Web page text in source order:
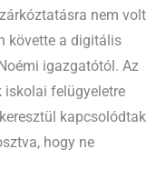
nem volt
követte a digitális
igazgatótól. Az
iskolai felügyeletre
kapcsolódtak
hogy ne